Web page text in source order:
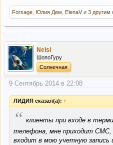
Forsage Юлия Дем ElenaVи 3 другим
Nelsi
ШопоГуру
Солнечная
9 Сентябрь 2014 в 22:08
ЛИДИЯ сказал(а): ↑
“ клиенты при входе в
телефона, мне приходит СМС,
входит в мою учетную запись